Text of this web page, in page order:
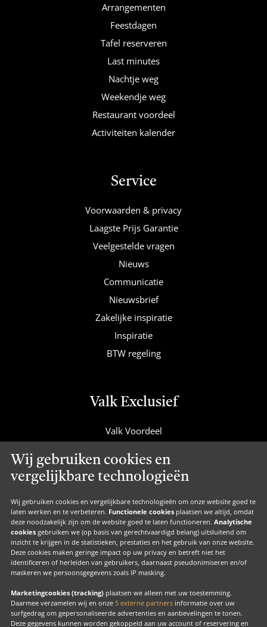
Wij gebruiken cookies en
vergelijkbare technologieën
Wij gebruiken cookies en vergelijkbare technologieën om onze website goed te
laten werken en te verbeteren. Functionele cookies plaatsen we altijd, omdat
deze noodzakelijk zijn om de website goed te laten functioneren. Analytische
cookies gebruiken we (op basis van gerechtvaardigd belang) uitsluitend om
inzicht te krijgen in de statistieken, prestaties en het gebruik van onze website.
Deze cookies maken geringe impact op uw privacy en betreft niet het
identificeren of herleiden van gebruikers, daarnaast pseudonimiseren en/of
maskeren we persoonsgegevens zoals IP masking.
Marketingcookies (tracking) plaatsen we alleen met uw toestemming.
Daarmee verzamelen wij en onze 5 externe partners informatie over uw
surfgedrag om gepersonaliseerde advertenties en aanbevelingen te tonen.
Deze gegevens kunnen worden gekoppeld aan uw account of reservering en
Arrangementen
Feestdagen
Tafel reserveren
Last minutes
Nachtje weg
Weekendje weg
Restaurant voordeel
Activiteiten kalender
Service
Voorwaarden & privacy
Laagste Prijs Garantie
Veelgestelde vragen
Nieuws
Communicatie
Nieuwsbrief
Zakelijke inspiratie
Inspiratie
BTW regeling
Valk Exclusief
Valk Voordeel
Valk Suites
Valk Jobs
Valk Exclusief Membership
Valk Voor Thuis
Valk Exclusief Zakelijk
MVO
Contact
FacebookInstagramLinkedIn